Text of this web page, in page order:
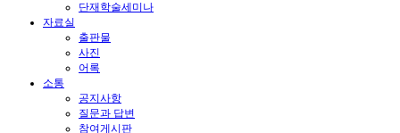
단재학술세미나
자료실
출판물
사진
어록
소통
공지사항
질문과 답변
참여게시판